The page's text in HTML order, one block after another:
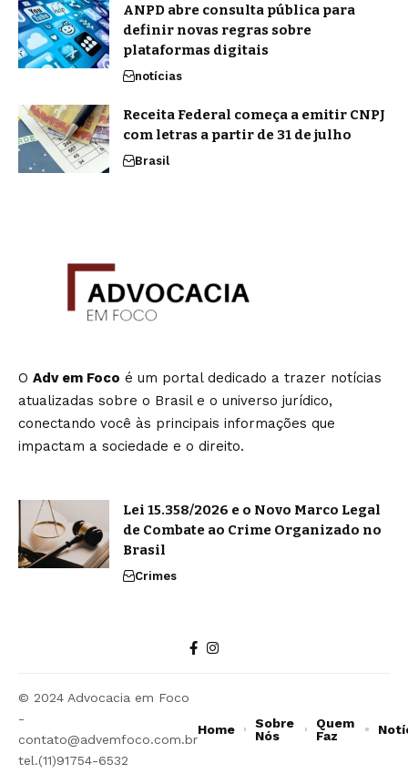
ANPD abre consulta pública para
definir novas regras sobre
plataformas digitais
notícias
Receita Federal começa a emitir CNPJ
com letras a partir de 31 de julho
Brasil
O Adv em Foco é um portal dedicado a trazer notícias
atualizadas sobre o Brasil e o universo jurídico,
conectando você às principais informações que
impactam a sociedade e o direito.
Lei 15.358/2026 e o Novo Marco Legal
de Combate ao Crime Organizado no
Brasil
Crimes
© 2024 Advocacia em Foco
-
contato@advemfoco.com.br
tel.(11)91754-6532
Home
Sobre
Nós
Quem
Faz